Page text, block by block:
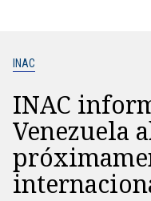
INAC
INAC
Venezuela